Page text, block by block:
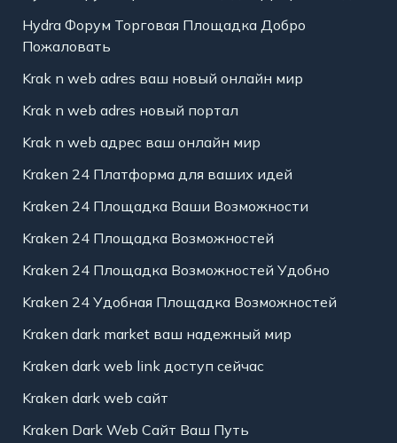
Hydra Форум Торговая Площадка Добро
Пожаловать
Krak n web adres ваш новый онлайн мир
Krak n web adres новый портал
Krak n web адрес ваш онлайн мир
Kraken 24 Платформа для ваших идей
Kraken 24 Площадка Ваши Возможности
Kraken 24 Площадка Возможностей
Kraken 24 Площадка Возможностей Удобно
Kraken 24 Удобная Площадка Возможностей
Kraken dark market ваш надежный мир
Kraken dark web link доступ сейчас
Kraken dark web сайт
Kraken Dark Web Сайт Ваш Путь